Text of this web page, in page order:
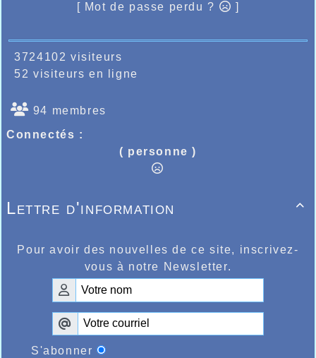
[ Mot de passe perdu ? ]
3724102 visiteurs
52 visiteurs en ligne
94 membres
Connectés :
( personne )

Lettre d'information
Pour avoir des nouvelles de ce site, inscrivez-
vous à notre Newsletter.
S'abonner